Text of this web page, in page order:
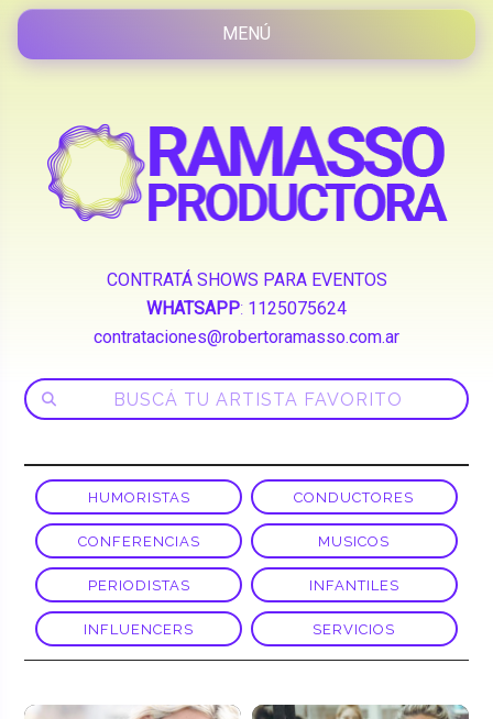
CONTRATÁ SHOWS PARA EVENTOS
WHATSAPP: 1125075624
contrataciones@robertoramasso.com.ar
HUMORISTAS CONDUCTORES
CONFERENCIAS MUSICOS
PERIODISTAS INFANTILES
INFLUENCERS SERVICIOS